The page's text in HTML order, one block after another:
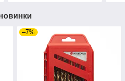
–7%